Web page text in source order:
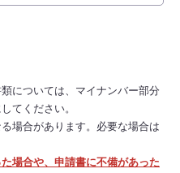
については、マイナンバー部分
てください。
場合があります。必要な場合は
場合や、申請書に不備があった